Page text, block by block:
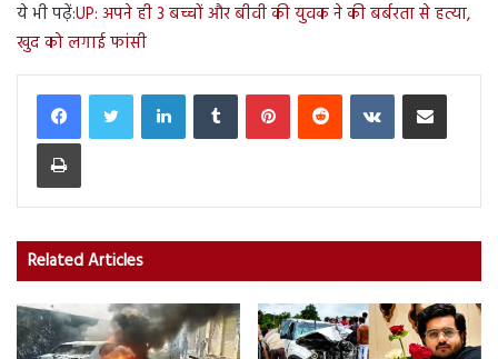
ये भी पढ़ें:UP: अपने ही 3 बच्चों और बीवी की युवक ने की बर्बरता से हत्या,
खुद को लगाई फांसी
LinkedInTumblr PinterestReddit VKontakteShare via Email
Print
Related Articles